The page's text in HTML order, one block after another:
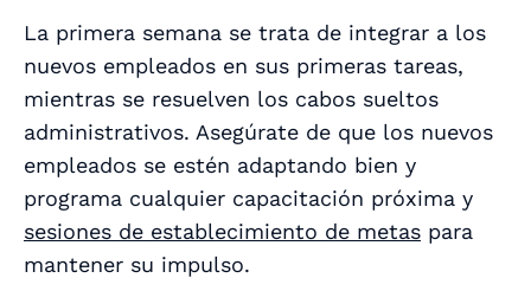
La primera semana se trata de integrar a los
nuevos empleados en sus primeras tareas,
mientras se resuelven los cabos sueltos
administrativos. Asegúrate de que los nuevos
empleados se estén adaptando bien y
programa cualquier capacitación próxima y
sesiones de establecimiento de metas para
mantener su impulso.